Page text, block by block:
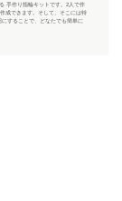
手作り指輪キットです。2人で作
成できます。そして、そこには特
することで、どなたでも簡単に